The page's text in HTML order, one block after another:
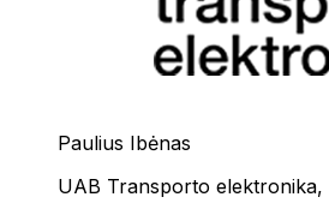
Paulius Ibėnas
UAB Transporto elektronika,